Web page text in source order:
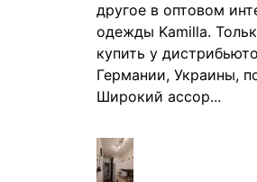
другое в оптовом
одежды Kamilla.
купить у
Германии, Украины,
Широкий ассор...